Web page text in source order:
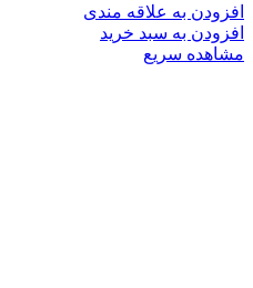
افزودن به علاقه مندی
افزودن به سبد خرید
مشاهده سریع